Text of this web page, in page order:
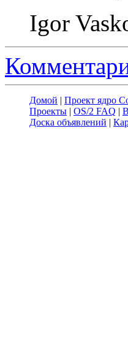
Igor
Домой | Проект ядро
Проекты | OS/2 FAQ |
Доска объявлений |